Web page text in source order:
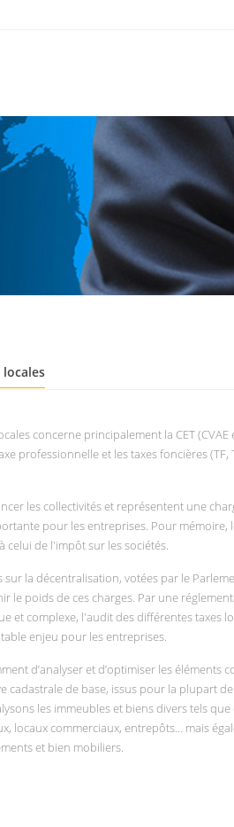
concerne principalement la CET (CVAE
professionnelle et les taxes foncières (TF,
les collectivités et représentent une
pour les entreprises. Pour mémoire,
celui de l'impôt sur les sociétés.
sur la décentralisation, votées par le
le poids de ces charges. Par une
et complexe, l'audit des différentes taxes
enjeu pour les entreprises.
d’analyser et d’optimiser les éléments
cadastrale de base, issus pour la plupart
les immeubles et biens divers tels que
locaux commerciaux, entrepôts… mais
et bien mobiliers.